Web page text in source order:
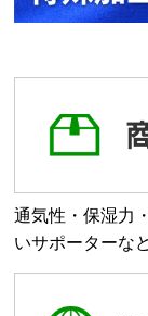
通気性・保湿力
いサポーターな